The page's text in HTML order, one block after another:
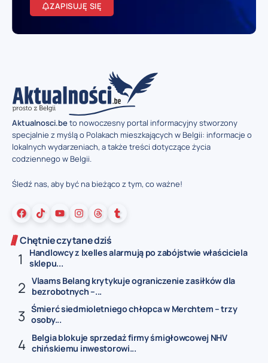
ZAPISUJĘ SIĘ
Aktualnosci.beto nowoczesny portal informacyjny stworzony
specjalnie z myślą o Polakach mieszkających w Belgii: informacje o
lokalnych wydarzeniach, a także treści dotyczące życia
codziennego w Belgii.
Śledź nas, aby być na bieżąco z tym, co ważne!
Chętnie czytane dziś
Handlowcy z Ixelles alarmują po zabójstwie właściciela
sklepu...
Vlaams Belang krytykuje ograniczenie zasiłków dla
bezrobotnych –...
Śmierć siedmioletniego chłopca w Merchtem – trzy
osoby...
Belgia blokuje sprzedaż firmy śmigłowcowej NHV
chińskiemu inwestorowi...